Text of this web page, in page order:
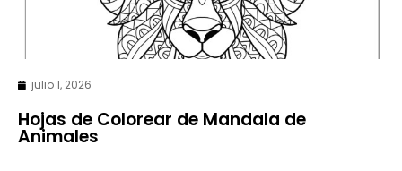
julio 1, 2026
Hojas de Colorear de Mandala de
Animales